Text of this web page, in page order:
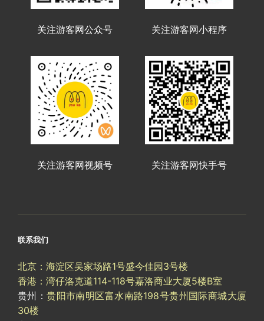
关注游客网公众号 关注游客网小程序
关注游客网视频号 关注游客网快手号
联系我们
北京：海淀区吴家场路1号盛今佳园3号楼
香港：湾仔洛克道114-118号嘉洛商业大厦5楼B室
贵州：贵阳市南明区富水南路198号贵州国际商城大厦
30楼